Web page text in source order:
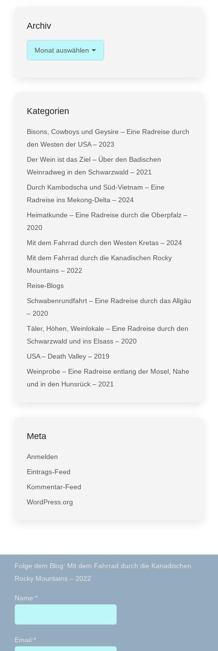
Archiv
Kategorien
Bisons, Cowboys und Geysire – Eine Radreise durch
den Westen der USA – 2023
Der Wein ist das Ziel – Über den Badischen
Weinradweg in den Schwarzwald – 2021
Durch Kambodscha und Süd-Vietnam – Eine
Radreise ins Mekong-Delta – 2024
Heimatkunde – Eine Radreise durch die Oberpfalz –
2020
Mit dem Fahrrad durch den Westen Kretas – 2024
Mit dem Fahrrad durch die Kanadischen Rocky
Mountains – 2022
Reise-Blogs
Schwabenrundfahrt – Eine Radreise durch das Allgäu
– 2020
Täler, Höhen, Weinlokale – Eine Radreise durch den
Schwarzwald und ins Elsass – 2020
USA – Death Valley – 2019
Weinprobe – Eine Radreise entlang der Mosel, Nahe
und in den Hunsrück – 2021
Meta
Anmelden
Eintrags-Feed
Kommentar-Feed
WordPress.org
Folge dem Blog: Mit dem Fahrrad durch die Kanadischen
Rocky Mountains – 2022
Name:*
Email:*